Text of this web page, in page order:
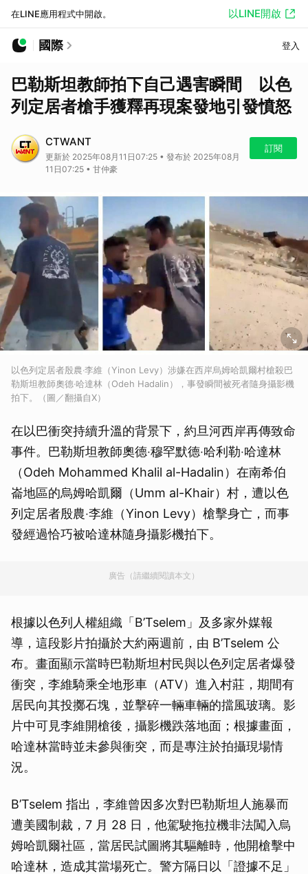
在LINE應用程式中開啟。 以LINE開啟
國際 登入
巴勒斯坦教師拍下自己遇害瞬間 以色
列定居者槍手獲釋再現案發地引發憤怒
CTWANT
更新於 2025年08月11日07:25 • 發布於 2025年08月
11日07:25 • 甘仲豪
訂閱
以色列定居者殷農‧李維（Yinon Levy）涉嫌在西岸烏姆哈凱爾村槍殺巴
勒斯坦教師奧德‧哈達林（Odeh Hadalin），事發瞬間被死者隨身攝影機
拍下。（圖／翻攝自X）
在以巴衝突持續升溫的背景下，約旦河西岸再傳致命
事件。巴勒斯坦教師奧德‧穆罕默德‧哈利勒‧哈達林
（Odeh Mohammed Khalil al-Hadalin）在南希伯
崙地區的烏姆哈凱爾（Umm al-Khair）村，遭以色
列定居者殷農‧李維（Yinon Levy）槍擊身亡，而事
發經過恰巧被哈達林隨身攝影機拍下。
廣告（請繼續閱讀本文）
根據以色列人權組織「B’Tselem」及多家外媒報
導，這段影片拍攝於大約兩週前，由 B’Tselem 公
布。畫面顯示當時巴勒斯坦村民與以色列定居者爆發
衝突，李維騎乘全地形車（ATV）進入村莊，期間有
居民向其投擲石塊，並擊碎一輛車輛的擋風玻璃。影
片中可見李維開槍後，攝影機跌落地面；根據畫面，
哈達林當時並未參與衝突，而是專注於拍攝現場情
況。
B’Tselem 指出，李維曾因多次對巴勒斯坦人施暴而
遭美國制裁，7 月 28 日，他駕駛拖拉機非法闖入烏
姆哈凱爾社區，當居民試圖將其驅離時，他開槍擊中
哈達林，造成其當場死亡。警方隔日以「證據不足」